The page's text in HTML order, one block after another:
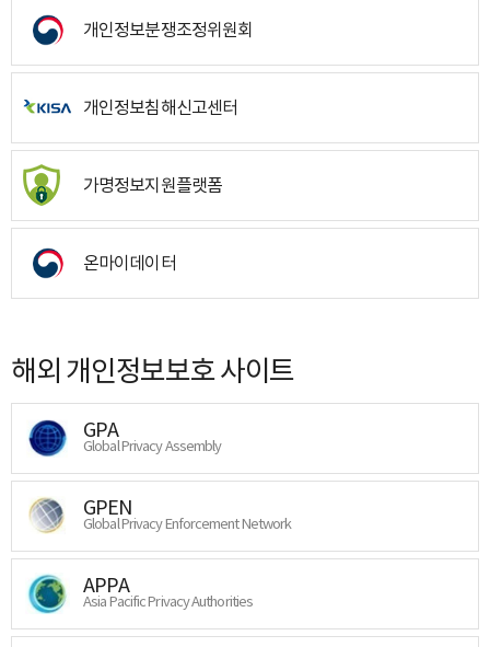
개인정보분쟁조정위원회
개인정보침해신고센터
가명정보지원플랫폼
온마이데이터
해외 개인정보보호 사이트
GPA
Global Privacy Assembly
GPEN
Global Privacy Enforcement Network
APPA
Asia Pacific Privacy Authorities